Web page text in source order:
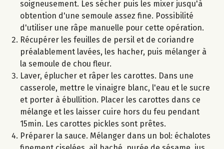
soigneusement. Les sécher puis les mixer jusqu'à
obtention d'une semoule assez fine. Possibilité
d'utiliser une râpe manuelle pour cette opération.
Récupérer les feuilles de persil et de coriandre
préalablement lavées, les hacher, puis mélanger à
la semoule de chou fleur.
Laver, éplucher et râper les carottes. Dans une
casserole, mettre le vinaigre blanc, l'eau et le sucre
et porter à ébullition. Placer les carottes dans ce
mélange et les laisser cuire hors du feu pendant
15min. Les carottes pickles sont prêtes.
Préparer la sauce. Mélanger dans un bol: échalotes